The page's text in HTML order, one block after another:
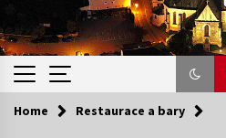
Kam za kulturou?
Home Restaurace a bary